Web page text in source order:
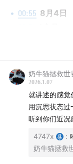
00:55 8月4日
一些困境
09:00归零的混
10:4225年的不
自我介绍
奶牛猫拯救世
2026.1.07
就讲述的感觉
用沉思状态过
听到你们近况
4747x :
奶牛猫拯救